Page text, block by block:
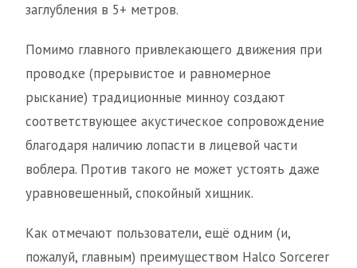
заглубления в 5+ метров.
Помимо главного привлекающего движения при
проводке (прерывистое и равномерное
рыскание) традиционные минноу создают
соответствующее акустическое сопровождение
благодаря наличию лопасти в лицевой части
воблера. Против такого не может устоять даже
уравновешенный, спокойный хищник.
Как отмечают пользователи, ещё одним (и,
пожалуй, главным) преимуществом Halco Sorcerer